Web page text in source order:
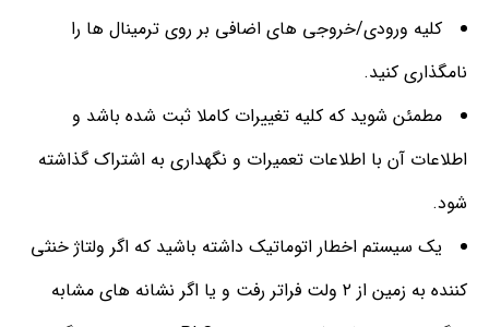
کلیه ورودی/خروجی های اضافی بر روی ترمینال ها را
نامگذاری کنید.
مطمئن شوید که کلیه تغییرات کاملا ثبت شده باشد و
اطلاعات آن با اطلاعات تعمیرات و نگهداری به اشتراک گذاشته
شود.
یک سیستم اخطار اتوماتیک داشته باشید که اگر ولتاژ خنثی
کننده به زمین از ۲ ولت فراتر رفت و یا اگر نشانه های مشابه